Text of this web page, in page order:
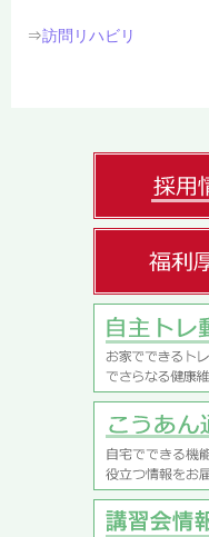
⇒訪問リハビリ